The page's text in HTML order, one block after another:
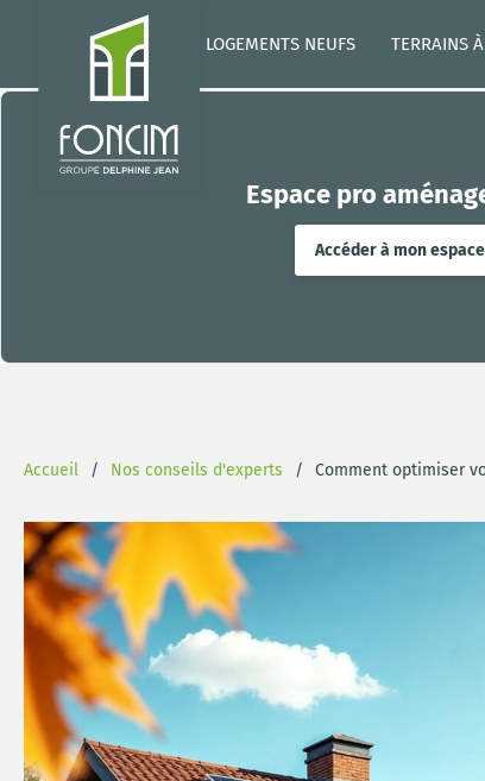
LOGEMENTS NEUFS TERRAINS
Espace pro
Accéder à mon espace
Accueil Nos conseils d'experts Comment optimiser